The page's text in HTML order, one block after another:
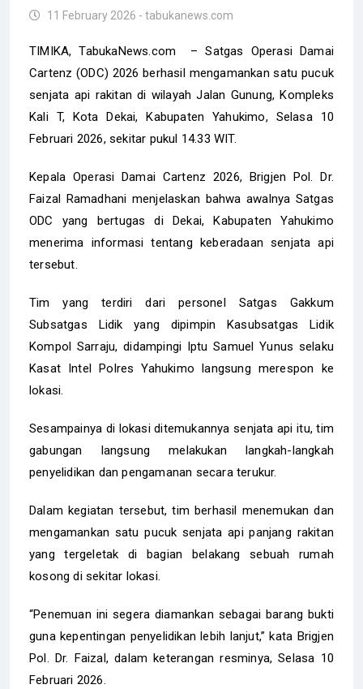
11 February 2026 - tabukanews.com
TIMIKA, TabukaNews.com – Satgas Operasi Damai
Cartenz (ODC) 2026 berhasil mengamankan satu pucuk
senjata api rakitan di wilayah Jalan Gunung, Kompleks
Kali T, Kota Dekai, Kabupaten Yahukimo, Selasa 10
Februari 2026, sekitar pukul 14.33 WIT.
Kepala Operasi Damai Cartenz 2026, Brigjen Pol. Dr.
Faizal Ramadhani menjelaskan bahwa awalnya Satgas
ODC yang bertugas di Dekai, Kabupaten Yahukimo
menerima informasi tentang keberadaan senjata api
tersebut.
Tim yang terdiri dari personel Satgas Gakkum
Subsatgas Lidik yang dipimpin Kasubsatgas Lidik
Kompol Sarraju, didampingi Iptu Samuel Yunus selaku
Kasat Intel Polres Yahukimo langsung merespon ke
lokasi.
Sesampainya di lokasi ditemukannya senjata api itu, tim
gabungan langsung melakukan langkah-langkah
penyelidikan dan pengamanan secara terukur.
Dalam kegiatan tersebut, tim berhasil menemukan dan
mengamankan satu pucuk senjata api panjang rakitan
yang tergeletak di bagian belakang sebuah rumah
kosong di sekitar lokasi.
“Penemuan ini segera diamankan sebagai barang bukti
guna kepentingan penyelidikan lebih lanjut,” kata Brigjen
Pol. Dr. Faizal, dalam keterangan resminya, Selasa 10
Februari 2026.